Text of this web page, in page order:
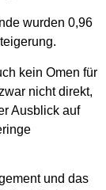
wurden 0,96
kein Omen für
nicht direkt,
Ausblick auf
und das